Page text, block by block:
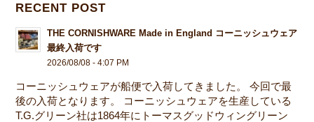
RECENT POST
THE CORNISHWARE Made in England コーニッシュウェア
最終入荷です
2026/08/08 - 4:07 PM
コーニッシュウェアが船便で入荷してきました。 今回で最
後の入荷となります。 コーニッシュウェアを生産している
T.G.グリーン社は1864年にトーマスグッドウィングリーン